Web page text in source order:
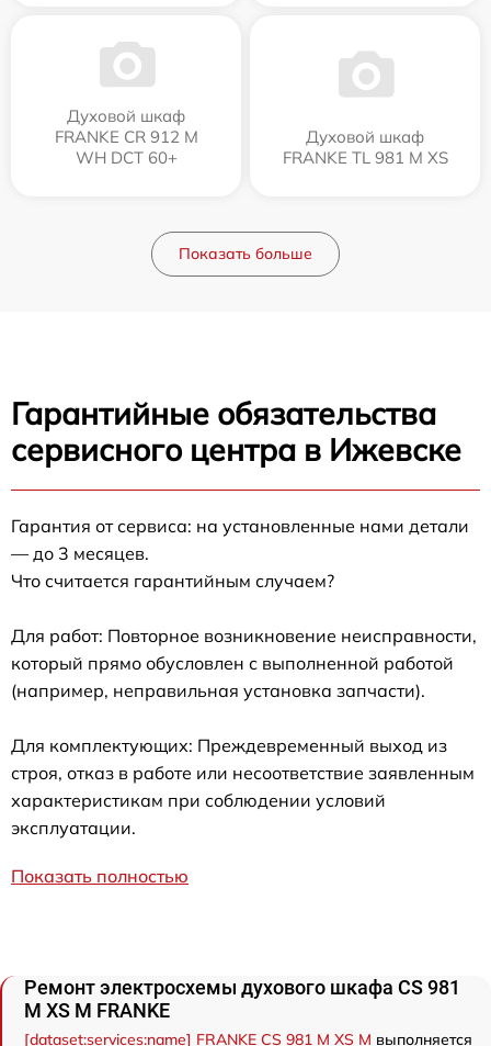
Духовой шкаф
FRANKE CR 912 M
WH DCT 60+
Духовой шкаф
FRANKE TL 981 M XS
Показать больше
Гарантийные обязательства
сервисного центра в Ижевске
Гарантия от сервиса: на установленные нами детали
— до 3 месяцев.
Что считается гарантийным случаем?
Для работ: Повторное возникновение неисправности,
который прямо обусловлен с выполненной работой
(например, неправильная установка запчасти).
Для комплектующих: Преждевременный выход из
строя, отказ в работе или несоответствие заявленным
характеристикам при соблюдении условий
эксплуатации.
Показать полностью
Ремонт электросхемы духового шкафа CS 981
M XS M FRANKE
[dataset:services:name] FRANKE CS 981 M XS M выполняется